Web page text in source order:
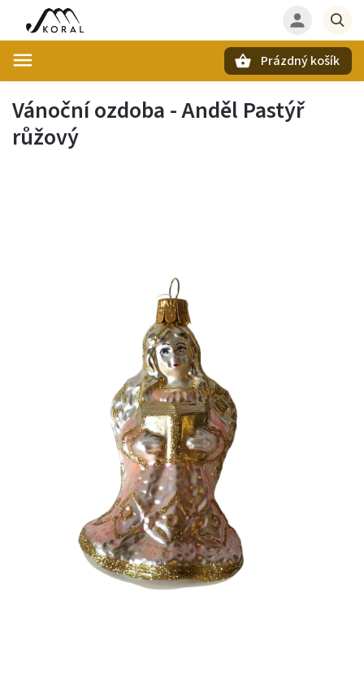
Prázdný košík
Vánoční ozdoba - Anděl Pastýř
růžový